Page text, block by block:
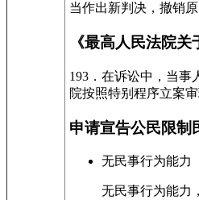
当作出新判决，撤销原
《最高人民法院
193．在诉讼中，当
院按照特别程序立案
申请宣告公民限制
无民事行为能力
无民事行为能力